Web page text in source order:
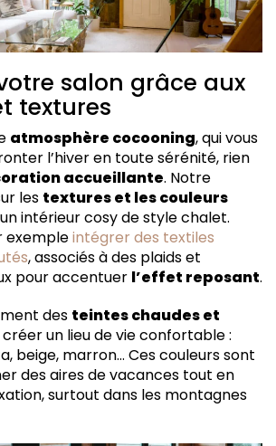
salon grâce aux
textures
atmosphère cocooning, qui vous
l’hiver en toute sérénité, rien
accueillante. Notre
les textures et les couleurs
intérieur cosy de style chalet.
exempleintégrer des textiles
, associés à des plaids et
pour accentuer l’effet reposant.
des teintes chaudes et
un lieu de vie confortable :
beige, marron… Ces couleurs sont
des aires de vacances tout en
surtout dans les montagnes